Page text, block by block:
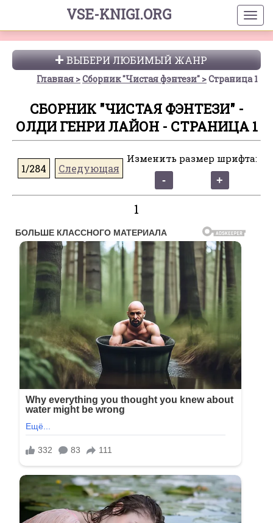
VSE-KNIGI.ORG
ВЫБЕРИ ЛЮБИМЫЙ ЖАНР
Главная Сборник "Чистая фэнтези" Страница 1
СБОРНИК "ЧИСТАЯ ФЭНТЕЗИ" -
ОЛДИ ГЕНРИ ЛАЙОН - СТРАНИЦА 1
1/284 Следующая
Изменить размер шрифта:
1